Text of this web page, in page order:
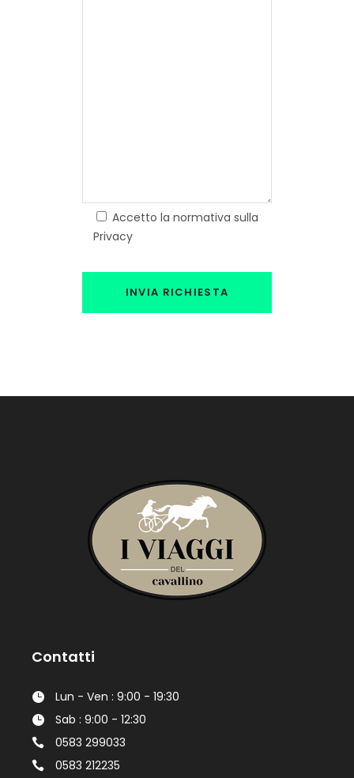
Accetto la normativa sulla
Privacy
Contatti
Lun - Ven : 9:00 - 19:30
Sab : 9:00 - 12:30
0583 299033
0583 212235